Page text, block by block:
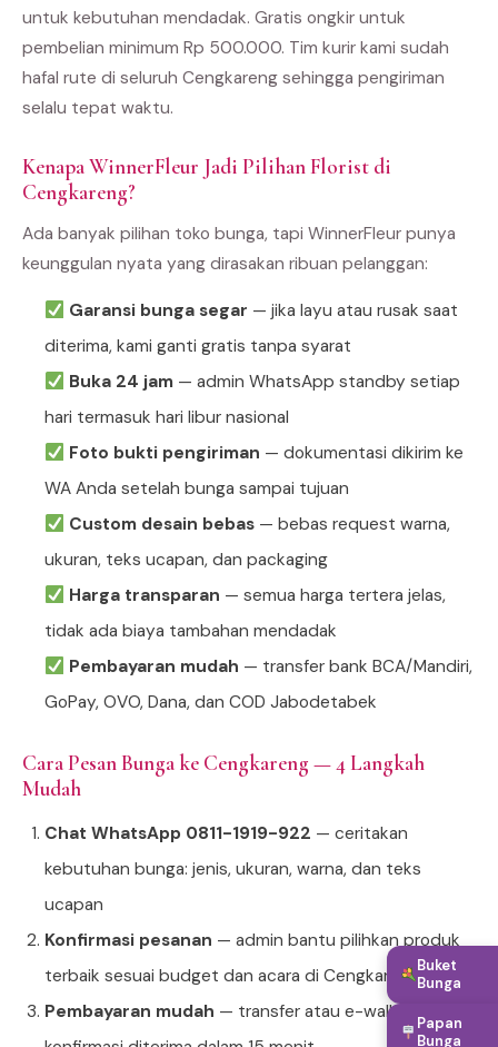
untuk kebutuhan mendadak. Gratis ongkir untuk
pembelian minimum Rp 500.000. Tim kurir kami sudah
hafal rute di seluruh Cengkareng sehingga pengiriman
selalu tepat waktu.
Kenapa WinnerFleur Jadi Pilihan Florist di
Cengkareng?
Ada banyak pilihan toko bunga, tapi WinnerFleur punya
keunggulan nyata yang dirasakan ribuan pelanggan:
Garansi bunga segar — jika layu atau rusak saat
diterima, kami ganti gratis tanpa syarat
Buka 24 jam— admin WhatsApp standby setiap
hari termasuk hari libur nasional
Foto bukti pengiriman — dokumentasi dikirim ke
WA Anda setelah bunga sampai tujuan
Custom desain bebas— bebas request warna,
ukuran, teks ucapan, dan packaging
Harga transparan — semua harga tertera jelas,
tidak ada biaya tambahan mendadak
Pembayaran mudah — transfer bank BCA/Mandiri,
GoPay, OVO, Dana, dan COD Jabodetabek
Cara Pesan Bunga ke Cengkareng — 4 Langkah
Mudah
Chat WhatsApp 0811-1919-922 — ceritakan
kebutuhan bunga: jenis, ukuran, warna, dan teks
ucapan
Konfirmasi pesanan — admin bantu pilihkan produk
terbaik sesuai budget dan acara di Cengkareng
Pembayaran mudah — transfer atau e-wallet,
Buket
Bunga
Papan
Bunga